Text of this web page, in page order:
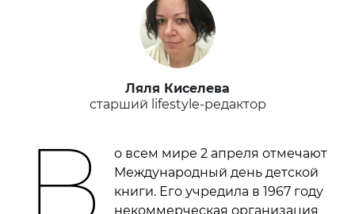
Ляля Киселева
старший lifestyle-редактор
В
о всем мире 2 апреля отмечают
Международный день детской
книги. Его учредила в 1967 году
некоммерческая организация